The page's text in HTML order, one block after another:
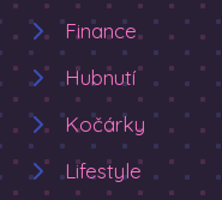
Finance
Hubnutí
Kočárky
Lifestyle